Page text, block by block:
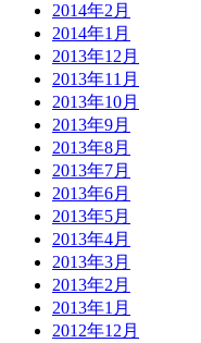
2014年2月
2014年1月
2013年12月
2013年11月
2013年10月
2013年9月
2013年8月
2013年7月
2013年6月
2013年5月
2013年4月
2013年3月
2013年2月
2013年1月
2012年12月